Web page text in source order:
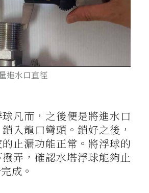
進水口直徑
凡而，之後便是將進水口
入龍口彎頭。鎖好之後，
止漏功能正常。將浮球的
弄，確認水塔浮球能夠止
成。